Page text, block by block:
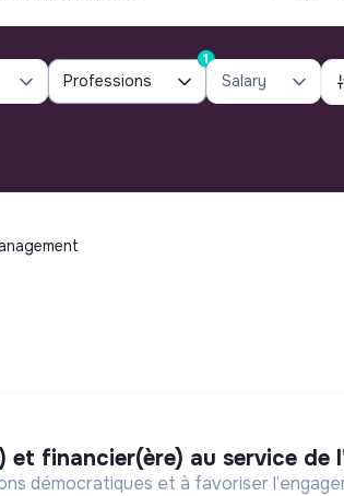
Professions
1
Salary
et financier(ère) au service de
démocratiques et à favoriser